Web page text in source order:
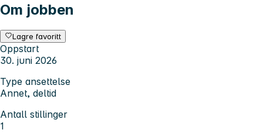
Om jobben
Lagre favoritt
Oppstart
30. juni 2026
Type ansettelse
Annet, deltid
Antall stillinger
1